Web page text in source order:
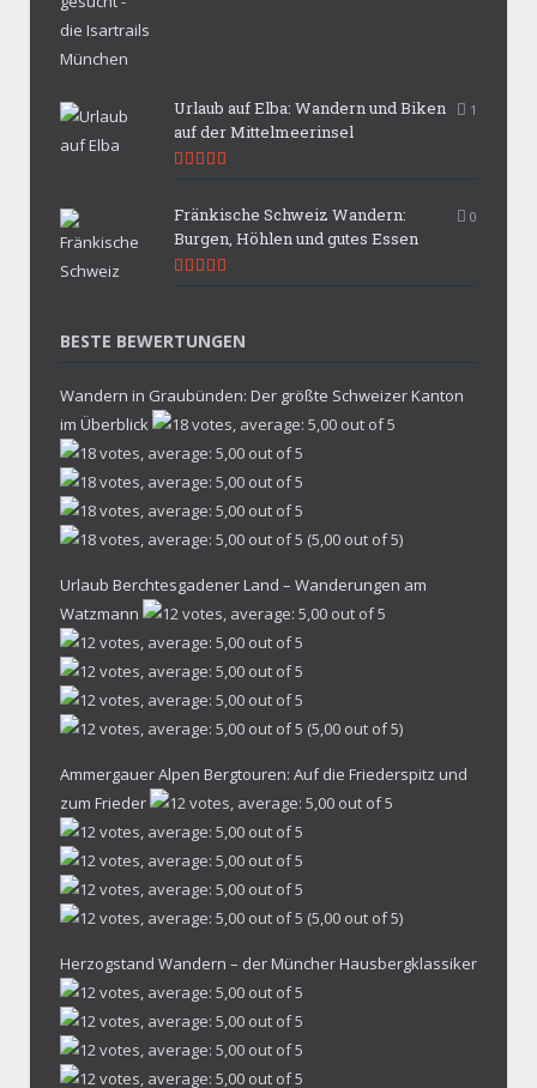
1
Urlaub auf Elba: Wandern und Biken
auf der Mittelmeerinsel
0
Fränkische Schweiz Wandern:
Burgen, Höhlen und gutes Essen
BESTE BEWERTUNGEN
Wandern in Graubünden: Der größte Schweizer Kanton
im Überblick
(5,00 out of 5)
Urlaub Berchtesgadener Land – Wanderungen am
Watzmann
(5,00 out of 5)
Ammergauer Alpen Bergtouren: Auf die Friederspitz und
zum Frieder
(5,00 out of 5)
Herzogstand Wandern – der Müncher Hausbergklassiker